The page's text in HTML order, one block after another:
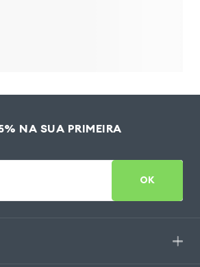
NA SUA PRIMEIRA
OK